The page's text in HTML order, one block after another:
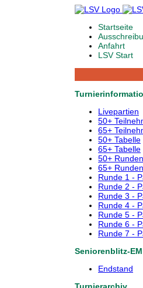
Startseite
Anfahrt
LSV Start
Livepartien
50+
65+
50+ Tabelle
65+ Tabelle
50+
65+
Runde 1 -
Runde 2 -
Runde 3 -
Runde 4 -
Runde 5 -
Runde 6 -
Runde 7 -
Seniorenblitz-EM
Endstand